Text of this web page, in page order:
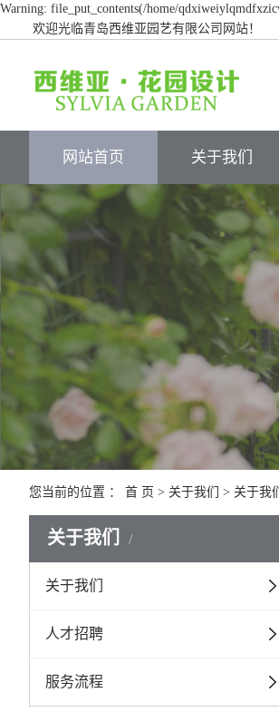
Warning: file_put_contents(/home/
欢迎光临青岛西维亚园艺有限公司网站！
网站首页 关于我们
关于我们
人才招聘
服务流程
您当前的位置 ： 首 页 > 关于我们 > 关于我们
关于我们
关于我们
人才招聘
服务流程